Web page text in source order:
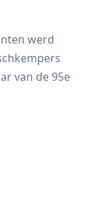
werd
van de 95e